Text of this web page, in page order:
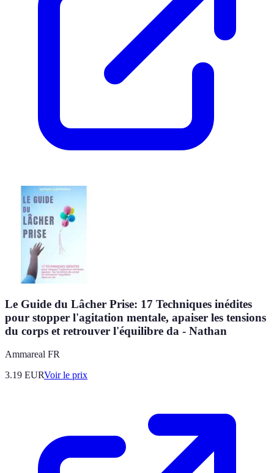
Le Guide du Lâcher Prise: 17 Techniques inédites
pour stopper l'agitation mentale, apaiser les tensions
du corps et retrouver l'équilibre da - Nathan
Ammareal FR
3.19 EURVoir le prix